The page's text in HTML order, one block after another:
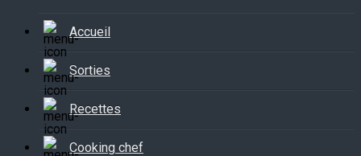
Accueil
Sorties
Recettes
Cooking chef